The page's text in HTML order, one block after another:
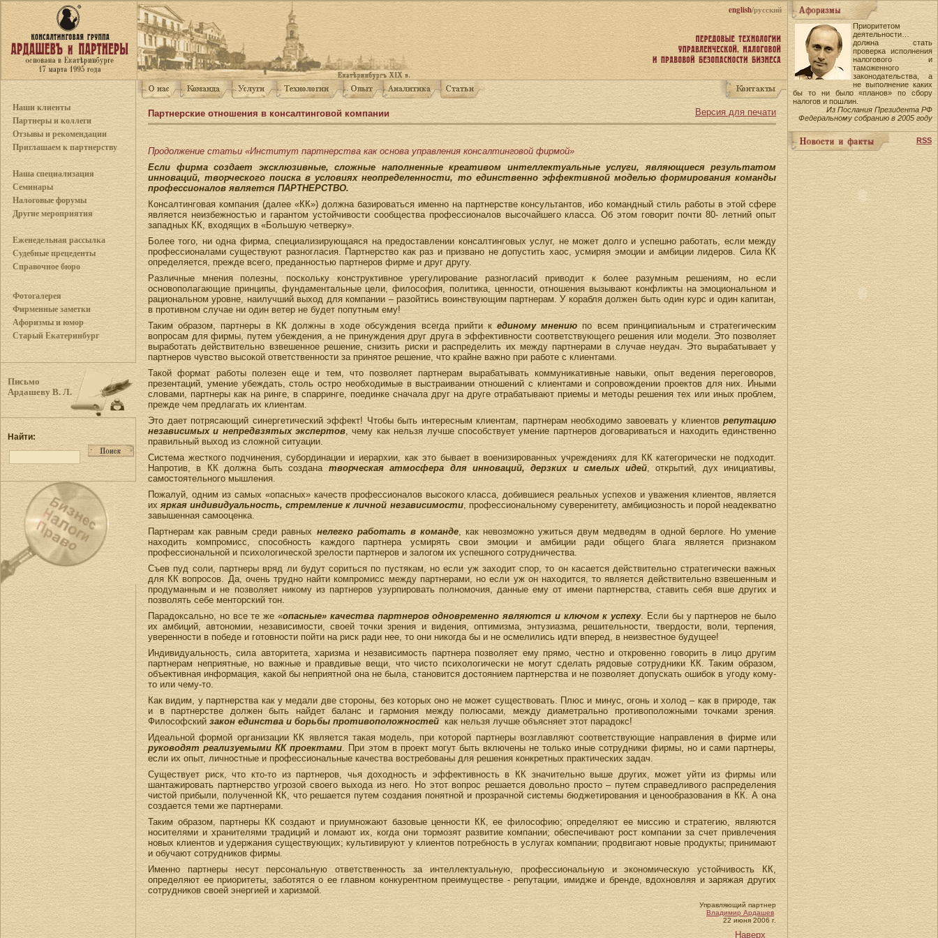
english/русский
Наши клиенты
Партнеры и коллеги
Отзывы и рекомендации
Приглашаем к партнерству
Наша специализация
Семинары
Налоговые форумы
Другие мероприятия
Еженедельная рассылка
Судебные прецеденты
Справочное бюро
Фотогалерея
Фирменные заметки
Афоризмы и юмор
Старый Екатеринбург
Письмо
Ардашеву В. Л.
Найти:
Версия для печати
Партнерские отношения в консалтинговой компании
Продолжение статьи «Институт партнерства как основа управления консалтинговой фирмой»
Если фирма создает эксклюзивные, сложные наполненные креативом интеллектуальные услуги, являющиеся результатом
инноваций, творческого поиска в условиях неопределенности, то единственно эффективной моделью формирования команды
профессионалов является ПАРТНЕРСТВО.
Консалтинговая компания (далее «КК») должна базироваться именно на партнерстве консультантов, ибо командный стиль работы в этой сфере
является неизбежностью и гарантом устойчивости сообщества профессионалов высочайшего класса. Об этом говорит почти 80- летний опыт
западных КК, входящих в «Большую четверку».
Более того, ни одна фирма, специализирующаяся на предоставлении консалтинговых услуг, не может долго и успешно работать, если между
профессионалами существуют разногласия. Партнерство как раз и призвано не допустить хаос, усмиряя эмоции и амбиции лидеров. Сила КК
определяется, прежде всего, преданностью партнеров фирме и друг другу.
Различные мнения полезны, поскольку конструктивное урегулирование разногласий приводит к более разумным решениям, но если
основополагающие принципы, фундаментальные цели, философия, политика, ценности, отношения вызывают конфликты на эмоциональном и
рациональном уровне, наилучший выход для компании – разойтись воинствующим партнерам. У корабля должен быть один курс и один капитан,
в противном случае ни один ветер не будет попутным ему!
Таким образом, партнеры в КК должны в ходе обсуждения всегда прийти кединому мнениюпо всем принципиальным и стратегическим
вопросам для фирмы, путем убеждения, а не принуждения друг друга в эффективности соответствующего решения или модели. Это позволяет
выработать действительно взвешенное решение, снизить риски и распределить их между партнерами в случае неудач. Это вырабатывает у
партнеров чувство высокой ответственности за принятое решение, что крайне важно при работе с клиентами.
Такой формат работы полезен еще и тем, что позволяет партнерам вырабатывать коммуникативные навыки, опыт ведения переговоров,
презентаций, умение убеждать, столь остро необходимые в выстраивании отношений с клиентами и сопровождении проектов для них. Иными
словами, партнеры как на ринге, в спарринге, поединке сначала друг на друге отрабатывают приемы и методы решения тех или иных проблем,
прежде чем предлагать их клиентам.
Это дает потрясающий синергетический эффект! Чтобы быть интересным клиентам, партнерам необходимо завоевать у клиентов репутацию
независимых и непредвзятых экспертов , чему как нельзя лучше способствует умение партнеров договариваться и находить единственно
правильный выход из сложной ситуации.
Система жесткого подчинения, субординации и иерархии, как это бывает в военизированных учреждениях для КК категорически не подходит.
Напротив, в КК должна быть создана творческая атмосфера для инноваций, дерзких и смелых идей, открытий, дух инициативы,
самостоятельного мышления.
Пожалуй, одним из самых «опасных» качеств профессионалов высокого класса, добившиеся реальных успехов и уважения клиентов, является
ихяркая индивидуальность, стремление к личной независимости, профессиональному суверенитету, амбициозность и порой неадекватно
завышенная самооценка.
Партнерам как равным среди равных нелегко работать в команде, как невозможно ужиться двум медведям в одной берлоге. Но умение
находить компромисс, способность каждого партнера усмирять свои эмоции и амбиции ради общего блага является признаком
профессиональной и психологической зрелости партнеров и залогом их успешного сотрудничества.
Съев пуд соли, партнеры вряд ли будут сориться по пустякам, но если уж заходит спор, то он касается действительно стратегически важных
для КК вопросов. Да, очень трудно найти компромисс между партнерами, но если уж он находится, то является действительно взвешенным и
продуманным и не позволяет никому из партнеров узурпировать полномочия, данные ему от имени партнерства, ставить себя вше других и
позволять себе менторский тон.
Парадоксально, но все те же «опасные» качества партнеров одновременно являются и ключом к успеху. Если бы у партнеров не было
их амбиций, автономии, независимости, своей точки зрения и видения, оптимизма, энтузиазма, решительности, твердости, воли, терпения,
уверенности в победе и готовности пойти на риск ради нее, то они никогда бы и не осмелились идти вперед, в неизвестное будущее!
Индивидуальность, сила авторитета, харизма и независимость партнера позволяет ему прямо, честно и откровенно говорить в лицо другим
партнерам неприятные, но важные и правдивые вещи, что чисто психологически не могут сделать рядовые сотрудники КК. Таким образом,
объективная информация, какой бы неприятной она не была, становится достоянием партнерства и не позволяет допускать ошибок в угоду кому-
то или чему-то.
Как видим, у партнерства как у медали две стороны, без которых оно не может существовать. Плюс и минус, огонь и холод – как в природе, так
и в партнерстве должен быть найдет баланс и гармония между полюсами, между диаметрально противоположными точками зрения.
Философский закон единства и борьбы противоположностейкак нельзя лучше объясняет этот парадокс!
Идеальной формой организации КК является такая модель, при которой партнеры возглавляют соответствующие направления в фирме или
руководят реализуемыми КК проектами . При этом в проект могут быть включены не только иные сотрудники фирмы, но и сами партнеры,
если их опыт, личностные и профессиональные качества востребованы для решения конкретных практических задач.
Существует риск, что кто-то из партнеров, чья доходность и эффективность в КК значительно выше других, может уйти из фирмы или
шантажировать партнерство угрозой своего выхода из него. Но этот вопрос решается довольно просто – путем справедливого распределения
чистой прибыли, полученной КК, что решается путем создания понятной и прозрачной системы бюджетирования и ценообразования в КК. А она
создается теми же партнерами.
Таким образом, партнеры КК создают и приумножают базовые ценности КК, ее философию; определяют ее миссию и стратегию, являются
носителями и хранителями традиций и ломают их, когда они тормозят развитие компании; обеспечивают рост компании за счет привлечения
новых клиентов и удержания существующих; культивируют у клиентов потребность в услугах компании; продвигают новые продукты; принимают
и обучают сотрудников фирмы.
Именно партнеры несут персональную ответственность за интеллектуальную, профессиональную и экономическую устойчивость КК,
определяют ее приоритеты, заботятся о ее главном конкурентном преимуществе - репутации, имидже и бренде, вдохновляя и заряжая других
сотрудников своей энергией и харизмой.
Управляющий партнер
Владимир Ардашев
22 июня 2006 г.
Наверх
Приоритетом
деятельности…
должна стать
проверка исполнения
налогового и
таможенного
законодательства, а
не выполнение каких
бы то ни было «планов» по сбору
налогов и пошлин.
Из Послания Президента РФ
Федеральному собранию в 2005 году
RSS